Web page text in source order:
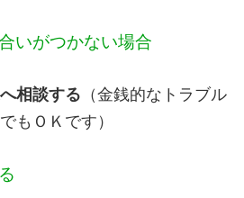
いがつかない場合
相談する （金銭的なトラブル
もＯＫです）